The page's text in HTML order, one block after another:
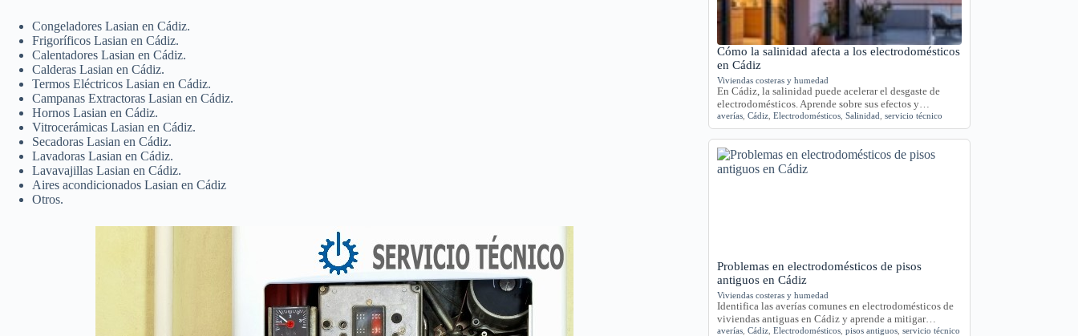
Congeladores Lasian en Cádiz.
Frigoríficos Lasian en Cádiz.
Calentadores Lasian en Cádiz.
Calderas Lasian en Cádiz.
Termos Eléctricos Lasian en Cádiz.
Campanas Extractoras Lasian en Cádiz.
Hornos Lasian en Cádiz.
Vitrocerámicas Lasian en Cádiz.
Secadoras Lasian en Cádiz.
Lavadoras Lasian en Cádiz.
Lavavajillas Lasian en Cádiz.
Aires acondicionados Lasian en Cádiz
Otros.
Cómo la salinidad afecta a los electrodomésticos
en Cádiz
Viviendas costeras y humedad
En Cádiz, la salinidad puede acelerar el desgaste de
electrodomésticos. Aprende sobre sus efectos y…
averías ,Cádiz ,Electrodomésticos ,Salinidad ,servicio técnico
Problemas en electrodomésticos de pisos
antiguos en Cádiz
Viviendas costeras y humedad
Identifica las averías comunes en electrodomésticos de
viviendas antiguas en Cádiz y aprende a mitigar…
averías ,Cádiz ,Electrodomésticos ,pisos antiguos ,servicio técnico